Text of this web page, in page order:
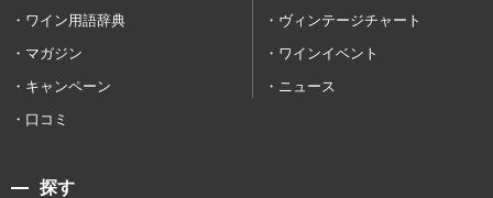
ワイン用語辞典
ヴィンテージチャート
マガジン
ワインイベント
キャンペーン
ニュース
口コミ
探す